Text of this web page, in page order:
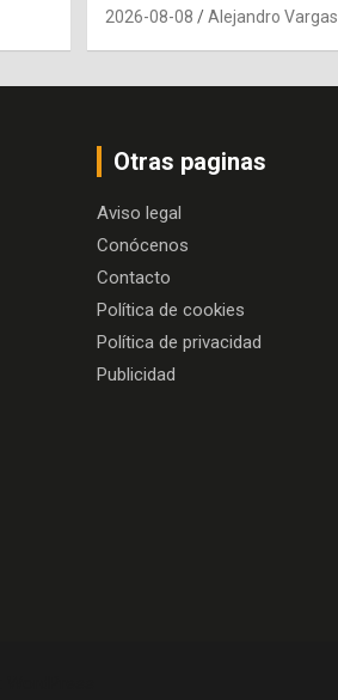
2026-08-08 Alejandro Vargas
Otras paginas
Aviso legal
Conócenos
Contacto
Política de cookies
Política de privacidad
Publicidad